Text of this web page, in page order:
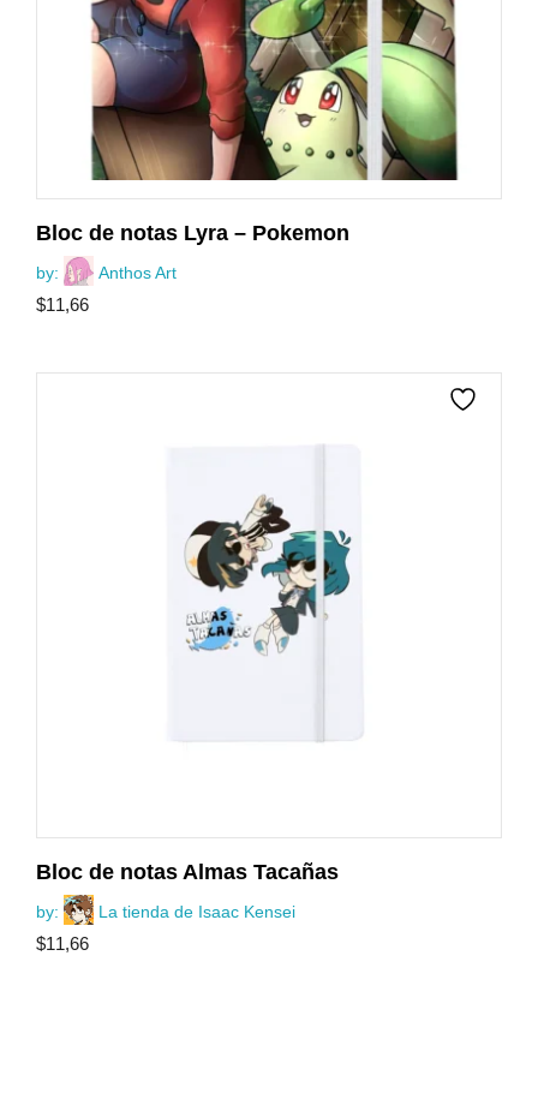
Bloc de notas Lyra – Pokemon
by: Anthos Art
$11,66
Bloc de notas Almas Tacañas
by: La tienda de Isaac Kensei
$11,66